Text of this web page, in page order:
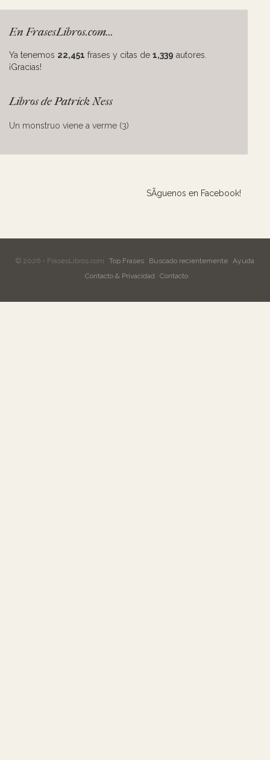
En FrasesLibros.com...
Ya tenemos 22,451 frases y citas de 1,339 autores.
¡Gracias!
Libros de Patrick Ness
Un monstruo viene a verme (3)
SÃ­guenos en Facebook!
© 2026 - FrasesLibros.com Top Frases Buscado recientemente Ayuda
Contacto & Privacidad
Contacto